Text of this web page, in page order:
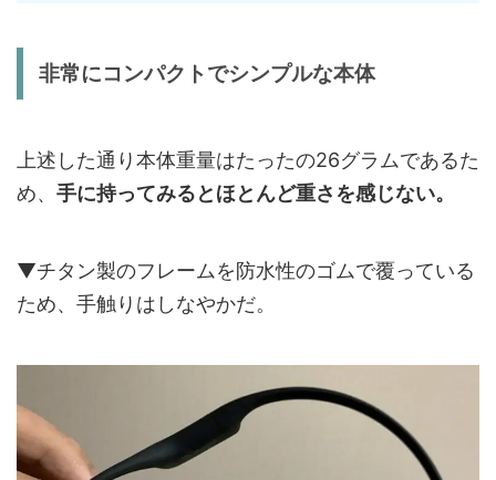
非常にコンパクトでシンプルな本体
上述した通り本体重量はたったの26グラムであるた
め、 手に持ってみるとほとんど重さを感じない。
▼チタン製のフレームを防水性のゴムで覆っている
ため、手触りはしなやかだ。